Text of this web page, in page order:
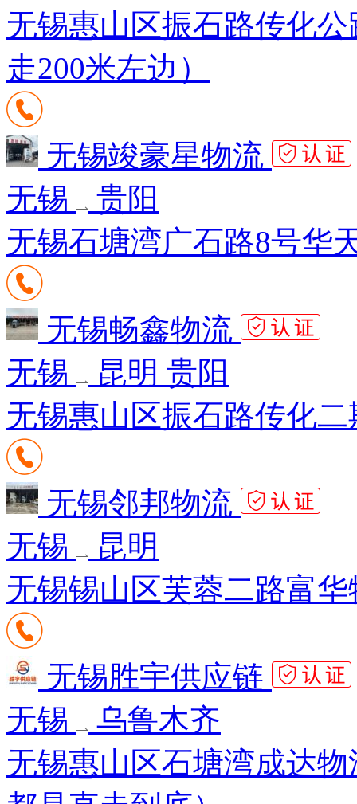
无锡惠山区振石路传化
走200米左边）
无锡竣豪星物流
无锡
贵阳
无锡石塘湾广石路8号华
无锡畅鑫物流
无锡
昆明 贵阳
无锡惠山区振石路传化二
无锡邻邦物流
无锡
昆明
无锡锡山区芙蓉二路富华
无锡胜宇供应链
无锡
乌鲁木齐
无锡惠山区石塘湾成达